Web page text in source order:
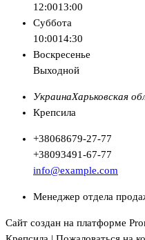
12:0013:00
Суббота
10:0014:30
Воскресенье
Выходной
УкраинаХарьковская
Крепсила
+38068679-27-77
+38093491-67-77
info@example.com
Менеджер отдела
Сайт создан на платформе